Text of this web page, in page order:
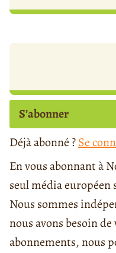
S’abonner
Déjà abonné ?Se
En vous abonnant à
seul média européen
Nous sommes
nous avons besoin de
abonnements, nous